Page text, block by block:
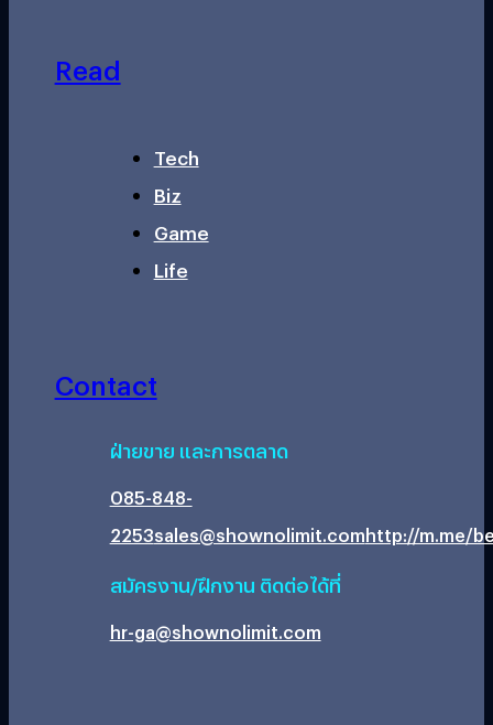
Read
Tech
Biz
Game
Life
Contact
ฝ่ายขาย และการตลาด
085-848-
2253sales@shownolimit.comhttp://m.me/
สมัครงาน/ฝึกงาน ติดต่อได้ที่
hr-ga@shownolimit.com